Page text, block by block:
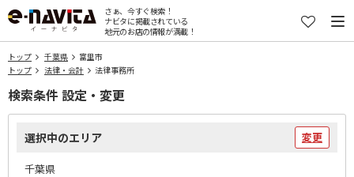
さぁ、今すぐ検索！
ナビタに掲載されている
地元のお店の情報が満載！
トップ 千葉県
富里市
トップ
法律・会計 法律事務所
検索条件 設定・変更
選択中のエリア 変更
千葉県